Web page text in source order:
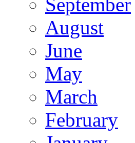
August
June
May
March
February